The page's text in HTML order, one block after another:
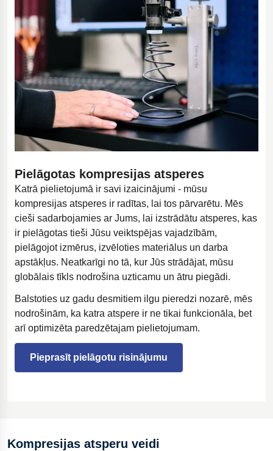
Pielāgotas kompresijas atsperes
Katrā pielietojumā ir savi izaicinājumi - mūsu
kompresijas atsperes ir radītas, lai tos pārvarētu. Mēs
cieši sadarbojamies ar Jums, lai izstrādātu atsperes, kas
ir pielāgotas tieši Jūsu veiktspējas vajadzībām,
pielāgojot izmērus, izvēloties materiālus un darba
apstākļus. Neatkarīgi no tā, kur Jūs strādājat, mūsu
globālais tīkls nodrošina uzticamu un ātru piegādi.
Balstoties uz gadu desmitiem ilgu pieredzi nozarē, mēs
nodrošinām, ka katra atspere ir ne tikai funkcionāla, bet
arī optimizēta paredzētajam pielietojumam.
Pieprasīt pielāgotu risinājumu
Kompresijas atsperu veidi